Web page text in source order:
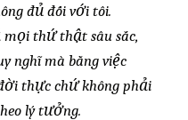
đủ đối với tôi.
thứ thật sâu sắc,
nghĩ mà bằng việc
thực chứ không phải
lý tưởng.